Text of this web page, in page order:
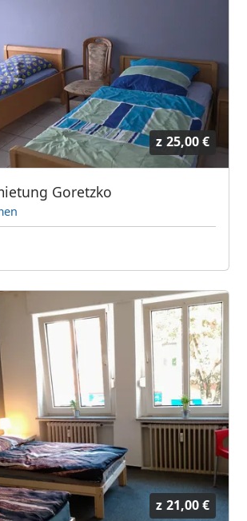
z 25,00 €
Goretzko
z 21,00 €